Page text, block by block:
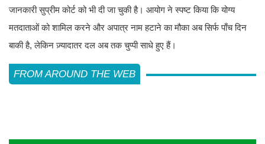
जानकारी सुप्रीम कोर्ट को भी दी जा चुकी है। आयोग ने स्पष्ट किया कि योग्य
मतदाताओं को शामिल करने और अपात्र नाम हटाने का मौका अब सिर्फ पाँच दिन
बाकी है, लेकिन ज़्यादातर दल अब तक चुप्पी साधे हुए हैं।
FROM AROUND THE WEB